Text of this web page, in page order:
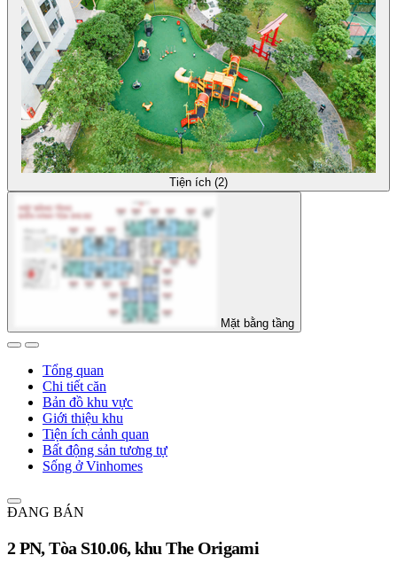
Tiện ích (2)
Mặt bằng tầng
Tổng quan
Chi tiết căn
Bản đồ khu vực
Giới thiệu khu
Tiện ích cảnh quan
Bất động sản tương tự
Sống ở Vinhomes
ĐANG BÁN
2 PN, Tòa S10.06, khu The Origami